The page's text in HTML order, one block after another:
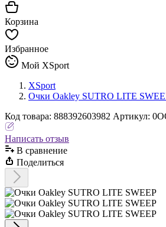
Корзина
Избранное
Мой XSport
XSport
Очки Oakley SUTRO LITE
Код товара: 888392603982 Артикул:
Написать отзыв
В сравнениe
Поделиться